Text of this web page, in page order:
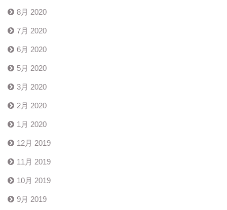
8月 2020
7月 2020
6月 2020
5月 2020
3月 2020
2月 2020
1月 2020
12月 2019
11月 2019
10月 2019
9月 2019